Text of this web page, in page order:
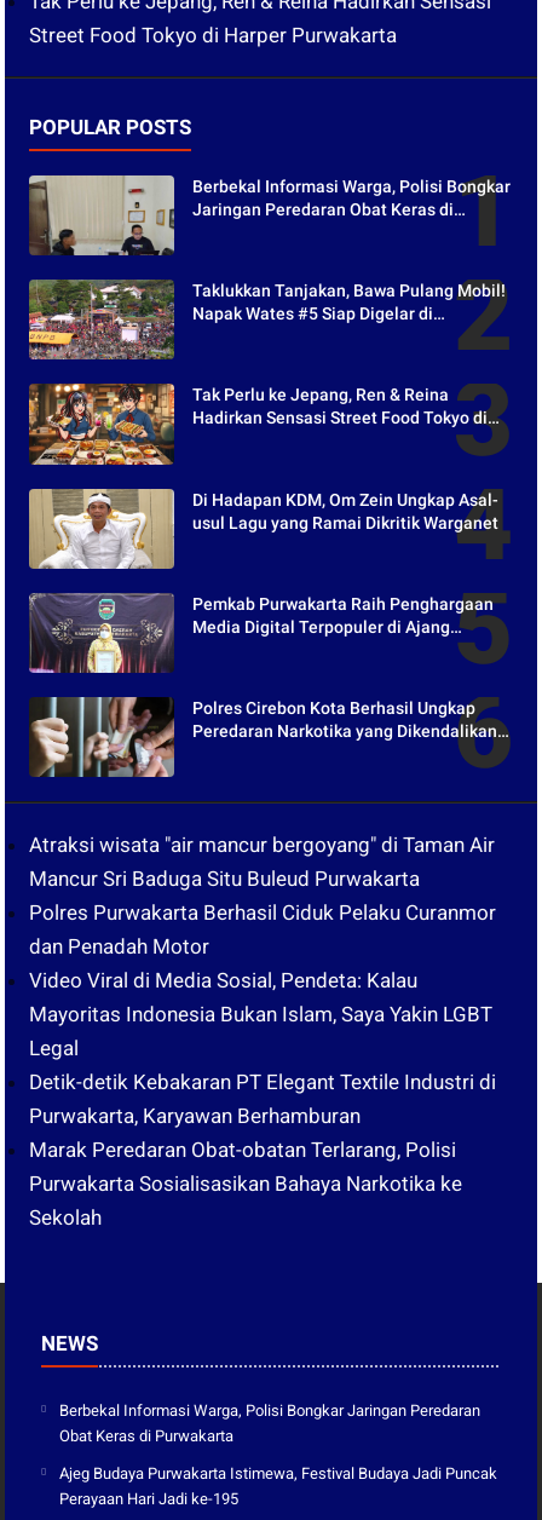
Street Food Tokyo di Harper Purwakarta
POPULAR POSTS
Berbekal Informasi Warga, Polisi Bongkar
Jaringan Peredaran Obat Keras di
Taklukkan Tanjakan, Bawa Pulang Mobil!
Napak Wates #5 Siap Digelar di
Tak Perlu ke Jepang, Ren & Reina
Hadirkan Sensasi Street Food Tokyo di
Di Hadapan KDM, Om Zein Ungkap Asal-
usul Lagu yang Ramai Dikritik Warganet
Pemkab Purwakarta Raih Penghargaan
Media Digital Terpopuler di Ajang
Polres Cirebon Kota Berhasil Ungkap
Peredaran Narkotika yang Dikendalikan
Atraksi wisata "air mancur bergoyang" di Taman Air
Mancur Sri Baduga Situ Buleud Purwakarta
Polres Purwakarta Berhasil Ciduk Pelaku Curanmor
dan Penadah Motor
Video Viral di Media Sosial, Pendeta: Kalau
Mayoritas Indonesia Bukan Islam, Saya Yakin LGBT
Legal
Detik-detik Kebakaran PT Elegant Textile Industri di
Purwakarta, Karyawan Berhamburan
Marak Peredaran Obat-obatan Terlarang, Polisi
Purwakarta Sosialisasikan Bahaya Narkotika ke
Sekolah
NEWS
Berbekal Informasi Warga, Polisi Bongkar Jaringan Peredaran
Obat Keras di Purwakarta
Ajeg Budaya Purwakarta Istimewa, Festival Budaya Jadi Puncak
Perayaan Hari Jadi ke-195